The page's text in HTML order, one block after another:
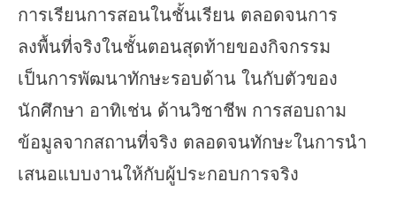
การเรียนการสอนในชั้นเรียน ตลอดจนการ
ลงพื้นที่จริงในชั้นตอนสุดท้ายของกิจกรรม
เป็นการพัฒนาทักษะรอบด้าน ในกับตัวของ
นักศึกษา อาทิเช่น ด้านวิชาชีพ การสอบถาม
ข้อมูลจากสถานที่จริง ตลอดจนทักษะในการนำ
เสนอแบบงานให้กับผู้ประกอบการจริง